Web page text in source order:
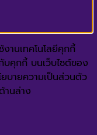
านเทคโนโลยีคุกกี้
บคุกกี้ บนเว็บไซต์ของ
ยบายความเป็นส่วนตัว
านล่าง